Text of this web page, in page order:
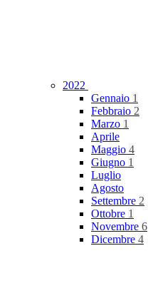
2022
Gennaio 1
Febbraio 2
Marzo 1
Aprile
Maggio 4
Giugno 1
Luglio
Agosto
Settembre 2
Ottobre 1
Novembre 6
Dicembre 4